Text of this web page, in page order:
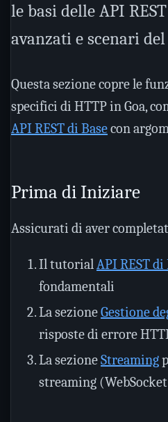
le basi delle API
avanzati e scenari
Questa sezione copre le
specifici di HTTP in Goa,
API REST di Basecon
Prima di Iniziare
Assicurati di aver
Il tutorialAPI REST di
fondamentali
La sezioneGestione
risposte di errore
La sezioneStreaming
streaming